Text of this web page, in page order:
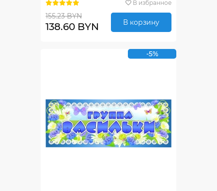
В избранное
155.23 BYN
138.60 BYN В корзину
-5%